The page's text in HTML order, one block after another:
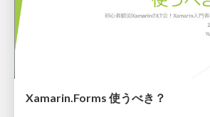
Xamarin.Forms 使うべき？